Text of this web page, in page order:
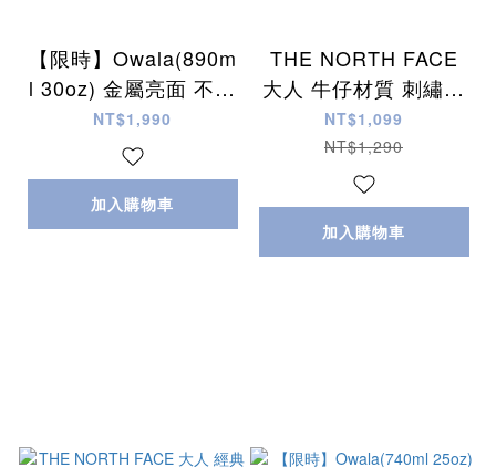
【限時】Owala(890m
l 30oz) 金屬亮面 不鏽
鋼 Sway FreeSip 水
壺 (內有吸管) (2款)
NT$1,990
加入購物車
THE NORTH FACE
大人 牛仔材質 刺繡標
誌 帽子
NT$1,099
NT$1,290
加入購物車